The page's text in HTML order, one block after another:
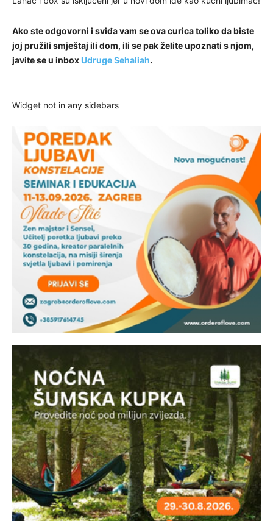
Ako ste odgovorni i sviđa vam se ova curica toliko da biste
joj pružili smještaj ili dom, ili se pak želite upoznati s njom,
javite se u inbox Udruge Sehaliah.
Widget not in any sidebars